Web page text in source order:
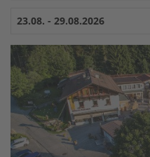
23.08. - 29.08.2026